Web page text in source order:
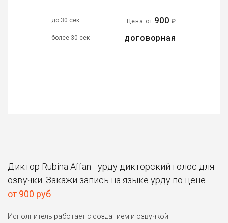
до 30 сек Цена от 900 ₽
более 30 сек договорная
Диктор Rubina Affan - урду дикторский голос для
озвучки. Закажи запись на языке урду по цене
от 900 руб
Исполнитель работает с созданием и озвучкой